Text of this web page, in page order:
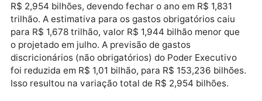
bloqueados, o valor do bloqueio novo ficou nos R$
2,635 bilhões definidos no relatório.
Despesas
A projeção para as despesas primárias em 2022 caiu